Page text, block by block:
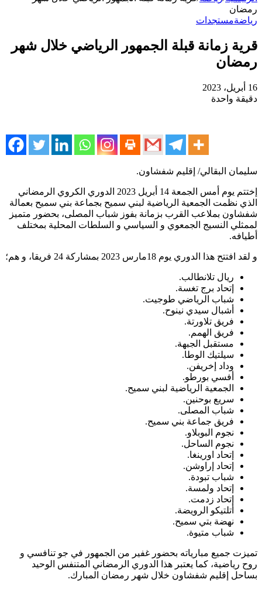
رمضان
رياضةمستجدات
قرية زمانة قبلة الجمهور الرياضي خلال شهر
رمضان
16 أبريل، 2023
دقيقة واحدة
سليمان البقالي/ إقليم شفشاون.
إختتم يوم أمس الجمعة 14 أبريل 2023 الدوري الكروي الرمضاني
الذي نظمت الجمعية الرياضية لبني سميح بجماعة بني سميح بعمالة
شفشاون بملاعب القرب بزمانة بفوز شباب المصلى، بحضور متميز
لممثلي النسيج الجمعوي و السياسي و السلطات المحلية بمختلف
أطيافه.
و لقد افتتح هذا الدوري يوم 18مارس 2023 بمشاركة 24 فريقا، و هم؛
ريال تلانطالب.
إتحاد برج تغسة.
شباب الرياضي طوجيت.
أشبال سيدي نينوح.
فريق تلاورتة.
فريق الهمم.
مستقبل الجبهة.
سيلتيك الوطا.
وداد إخريفن.
أفسي بورطو.
الجمعية الرياضية لبني سميح.
سريع بوحنين.
شباب المصلى.
فريق جماعة بني سميح.
نجوم البوبلاو.
نجوم الساحل.
إتحاد اورينغا.
إتحاد إراوشن.
شباب تبودة.
إتحاد ولمسة.
إتحاد زدمت.
أتلتيكو الرويضة.
نهضة بتي سميح.
شباب متيوة.
تميزت جميع مبارياته بحضور غفير من الجمهور في جو تنافسي و
روح رياضية، كما يعتبر هذا الدوري الرمضاني المتنفس الوحيد
بساحل إقليم شفشاون خلال شهر رمضان المبارك.